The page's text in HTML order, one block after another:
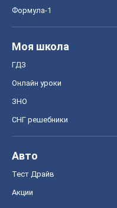
Формула-1
Моя школа
ГДЗ
Онлайн уроки
ЗНО
СНГ решебники
Авто
Тест Драйв
Акции